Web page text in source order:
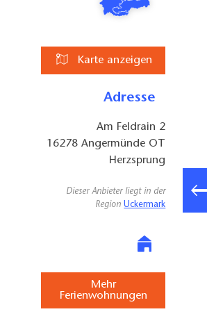
Karte anzeigen
Adresse
Am Feldrain 2
16278 Angermünde OT
Herzsprung
Dieser Anbieter liegt in der
RegionUckermark
Mehr
Ferienwohnungen
Ferienwohnung Branding, Foto: Christoph Branding